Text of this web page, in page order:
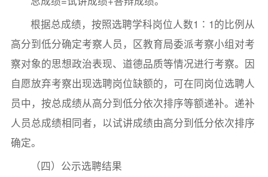
根据总成绩，按照选聘学科岗位人数1∶1的比例从
高分到低分确定考察人员，区教育局委派考察小组对考
察对象的思想政治表现、道德品质等情况进行考察。因
自愿放弃考察出现选聘岗位缺额的，可在同岗位选聘人
员中，按总成绩从高分到低分依次排序等额递补。递补
人员总成绩相同者，以试讲成绩由高分到低分依次排序
确定。
（四）公示选聘结果